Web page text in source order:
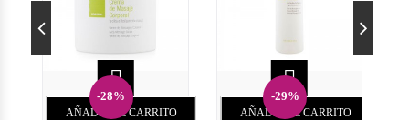
-28%

AÑADIR AL CARRITO
-29%

AÑADIR AL CARRITO